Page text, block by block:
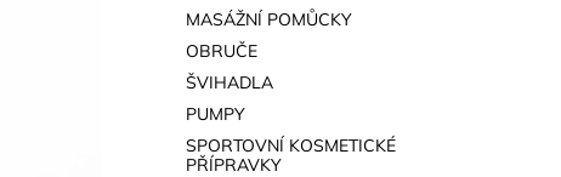
MASÁŽNÍ POMŮCKY
OBRUČE
ŠVIHADLA
PUMPY
SPORTOVNÍ KOSMETICKÉ
PŘÍPRAVKY